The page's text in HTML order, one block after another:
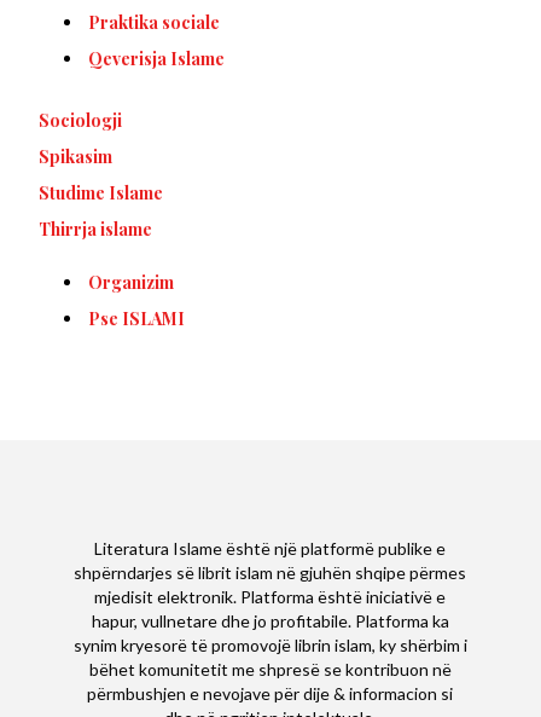
Praktika sociale
Qeverisja Islame
Sociologji
Spikasim
Studime Islame
Thirrja islame
Organizim
Pse ISLAMI
Literatura Islame është një platformë publike e
shpërndarjes së librit islam në gjuhën shqipe përmes
mjedisit elektronik. Platforma është iniciativë e
hapur, vullnetare dhe jo profitabile. Platforma ka
synim kryesorë të promovojë librin islam, ky shërbim i
bëhet komunitetit me shpresë se kontribuon në
përmbushjen e nevojave për dije & informacion si